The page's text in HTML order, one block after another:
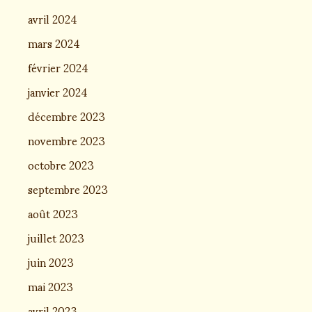
avril 2024
mars 2024
février 2024
janvier 2024
décembre 2023
novembre 2023
octobre 2023
septembre 2023
août 2023
juillet 2023
juin 2023
mai 2023